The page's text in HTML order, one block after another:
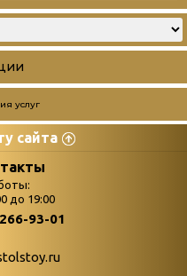
услуг
сайта
поступлений
Война. Народ.
до 19:00
93-01